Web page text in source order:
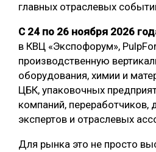
ПРОИЗВОДСТВО ДРЕВЕСНЫХ ПЛИТ
ЦБП
КОМПЛЕКСНАЯ ПЕРЕРАБОТКА
ПОДБОРКИ СТАТЕЙ
главных отраслевых
С 24 по 26 ноября 2026
в КВЦ «Экспофорум»,
производственную
оборудования, химии и
ЦБК, упаковочных
компаний, переработчиков,
экспертов и отраслевых
Для рынка это не просто